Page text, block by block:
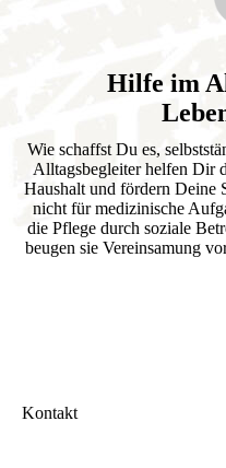
Hilfe im
Wie schaffst Du es,
Alltagsbegleiter helfen Dir
Haushalt und fördern Deine
nicht für medizinische
die Pflege durch soziale
beugen sie Vereinsamung
Kontakt